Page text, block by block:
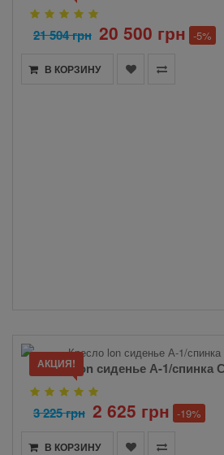
21 504 грн 20 500 грн -5%
В КОРЗИНУ
АКЦИЯ!
Кресло lon сиденье А-1/спинка
3 225 грн 2 625 грн -19%
В КОРЗИНУ